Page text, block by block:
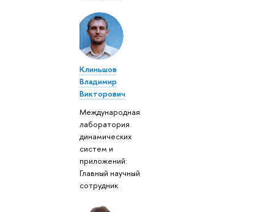
Клиньшов
Владимир
Викторович
Международная
лаборатория
динамических
систем и
приложений:
Главный научный
сотрудник